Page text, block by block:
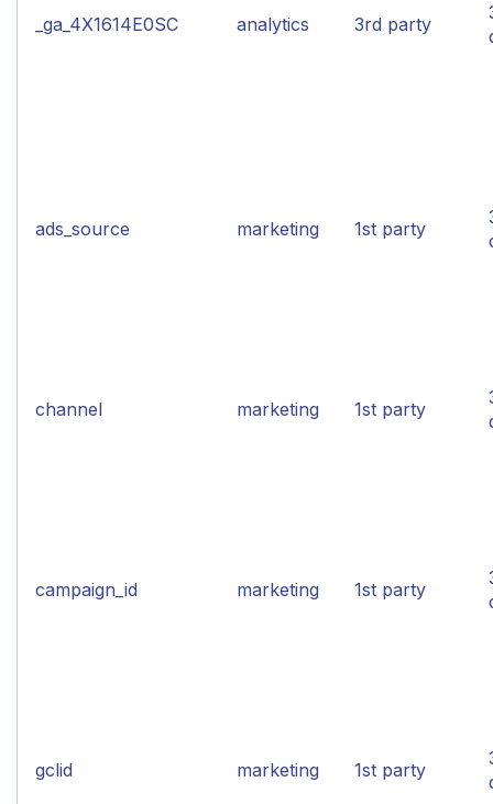
_ga_4X1614E0SC analytics 3rd party
ads_source marketing 1st party
channel marketing 1st party
campaign_id marketing 1st party
gclid marketing 1st party